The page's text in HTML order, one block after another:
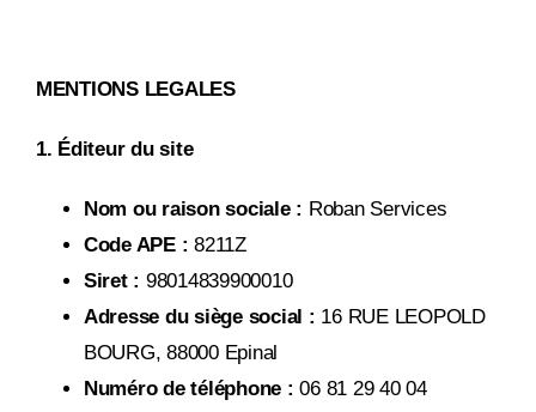
contenuMENTIONS LEGALES
1. Éditeur du site
Nom ou raison sociale : Roban Services
Code APE : 8211Z
Siret : 98014839900010
Adresse du siège social : 16 RUE LEOPOLD
BOURG, 88000 Epinal
Numéro de téléphone : 06 81 29 40 04